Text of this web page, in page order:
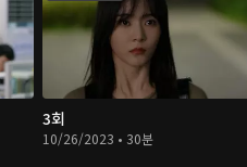
3회
10/26/2023 • 30분